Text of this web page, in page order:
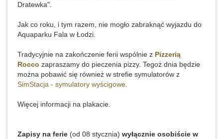
Dratewka".
Jak co roku, i tym razem, nie mogło zabraknąć wyjazdu do
Aquaparku Fala w Łodzi.
Tradycyjnie na zakończenie ferii wspólnie z Pizzerią
Rocco zapraszamy do pieczenia pizzy. Tegoż dnia będzie
można pobawić się również w strefie symulatorów z
SimStacja - symulatory wyścigowe
Więcej informacji na plakacie.
Zapisy na ferie (od 08 stycznia) wyłącznie osobiście w